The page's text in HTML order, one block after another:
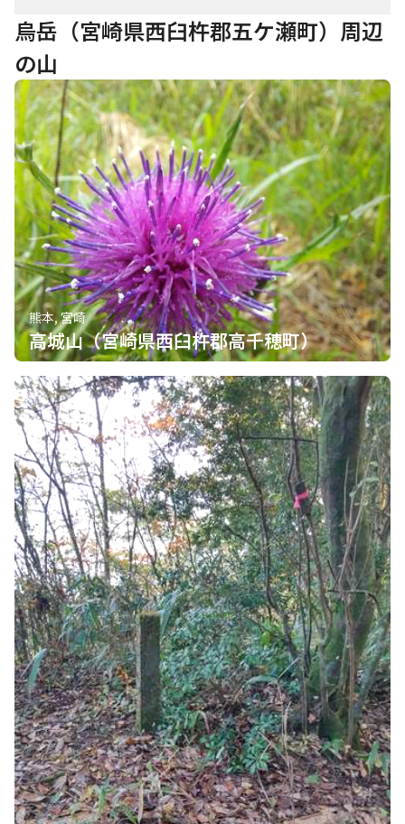
烏岳（宮崎県西臼杵郡五ケ瀬町）周辺
の山
熊本, 宮崎
高城山（宮崎県西臼杵郡高千穂町）